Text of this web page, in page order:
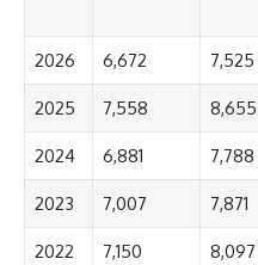
2026 6,672 7,525
2025 7,558 8,655
2024 6,881 7,788
2023 7,007 7,871
2022 7,150 8,097